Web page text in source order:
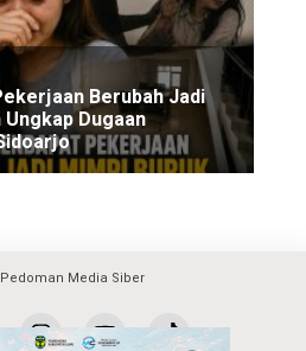
Pedoman Media Siber